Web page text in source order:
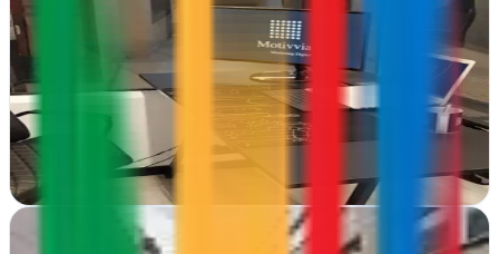
Motivo 36
Motivo 36 en A Coruña transforma ideas en resultados digitales.
Web, publicidad y estrategias online que impulsan tu negocio
Ver ficha
Posicionamiento Web Vecaseo